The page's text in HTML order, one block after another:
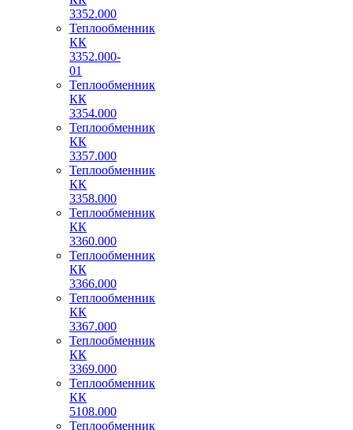
3352.000
Теплообменник
КК
3352.000-
01
Теплообменник
КК
3354.000
Теплообменник
КК
3357.000
Теплообменник
КК
3358.000
Теплообменник
КК
3360.000
Теплообменник
КК
3366.000
Теплообменник
КК
3367.000
Теплообменник
КК
3369.000
Теплообменник
КК
5108.000
Теплообменник